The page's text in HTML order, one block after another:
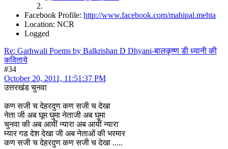
Facebook Profile: http://www.facebook.com/mahipal.mehta
Location: NCR
Logged
Re: Garhwali Poems by Balkrishan D Dhyani-बालकृष्ण डी ध्यानी की
कविताये
#34
October 20, 2011, 11:51:37 PM
उत्तरखंड चुनवा
कण सजी च देहरदुण कण सजी च देखा
नेता जी अब घूम घुमा नेताजी अब घुमा
चुनवा की अब आयीं न्यारा अब आयीं न्यारा
म्यार गड देश देखा जी अब नेताओं की भरमार
कण सजी च देहरदुण कण सजी च देखा .....